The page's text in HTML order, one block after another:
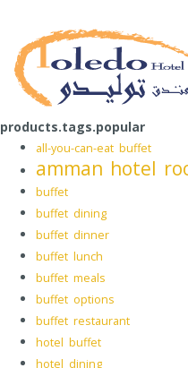
products.tags.popular
all-you-can-eat buffet
amman hotel
buffet
buffet dining
buffet dinner
buffet lunch
buffet meals
buffet options
buffet restaurant
hotel buffet
hotel dining